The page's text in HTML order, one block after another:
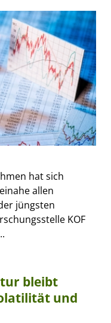
hat sich
allen
jüngsten
KOF
bleibt
und